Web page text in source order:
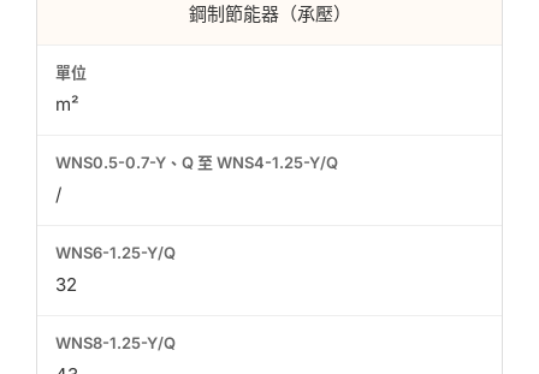
鋼制節能器（承壓）
m²
/
32